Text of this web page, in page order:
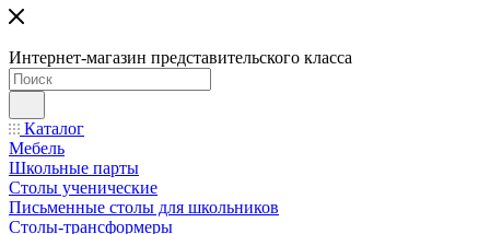
Интернет-магазин представительского класса
Каталог
Мебель
Школьные парты
Столы ученические
Письменные столы для школьников
Столы-трансформеры